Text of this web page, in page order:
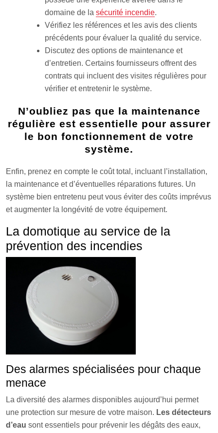
domaine de la sécurité incendie.
Vérifiez les références et les avis des clients
précédents pour évaluer la qualité du service.
Discutez des options de maintenance et
d’entretien. Certains fournisseurs offrent des
contrats qui incluent des visites régulières pour
vérifier et entretenir le système.
N’oubliez pas que la maintenance
régulière est essentielle pour assurer
le bon fonctionnement de votre
système.
Enfin, prenez en compte le coût total, incluant l’installation,
la maintenance et d’éventuelles réparations futures. Un
système bien entretenu peut vous éviter des coûts imprévus
et augmenter la longévité de votre équipement.
La domotique au service de la
prévention des incendies
Des alarmes spécialisées pour chaque
menace
La diversité des alarmes disponibles aujourd’hui permet
une protection sur mesure de votre maison. Les détecteurs
d’eau sont essentiels pour prévenir les dégâts des eaux,